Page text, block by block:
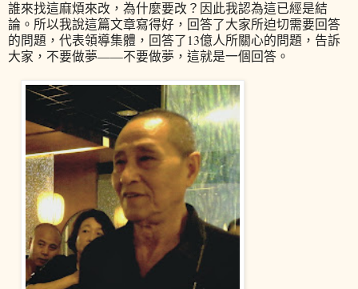
誰來找這麻煩來改，為什麼要改？因此我認為這已經是結
論。所以我說這篇文章寫得好，回答了大家所迫切需要回答
的問題，代表領導集體，回答了13億人所關心的問題，告訴
大家，不要做夢——不要做夢，這就是一個回答。